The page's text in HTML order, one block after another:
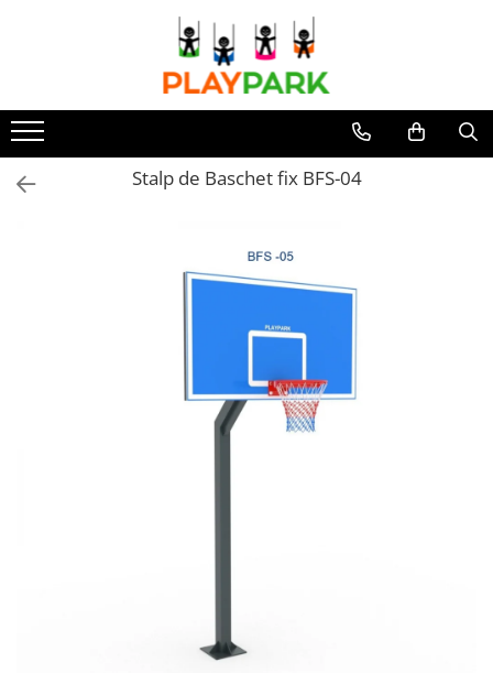
Complexe de Joacă
WOOD (pentru casă și grădină)
Aparate fitness exterior
Stalp de Baschet fix BFS-04